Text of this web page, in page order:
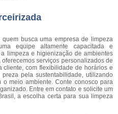
busca uma empresa de limpeza
equipe altamente capacitada e
limpeza e higienização de ambientes
serviços personalizados de
cliente, com flexibilidade de horários e
pela sustentabilidade, utilizando
meio ambiente. Conte conosco para
Entre em contato e solicite um
a escolha certa para sua limpeza